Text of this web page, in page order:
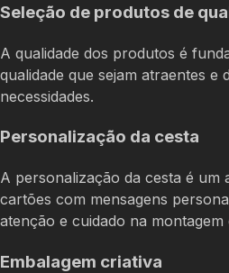
Seleção de produtos de
A qualidade dos produtos é
qualidade que sejam atraentes
necessidades.
Personalização da cesta
A personalização da cesta é
cartões com mensagens
atenção e cuidado na montagem
Embalagem criativa